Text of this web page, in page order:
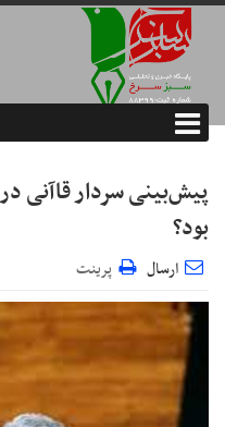
پیش‌بینی سردار قاآنی
بود؟
ارسال پرینت